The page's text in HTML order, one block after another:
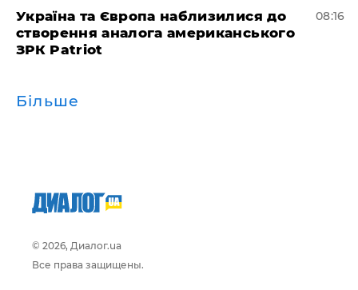
Україна та Європа наблизилися до
створення аналога американського
ЗРК Patriot
08:16
Більше
© 2026, Диалог.ua
Все права защищены.